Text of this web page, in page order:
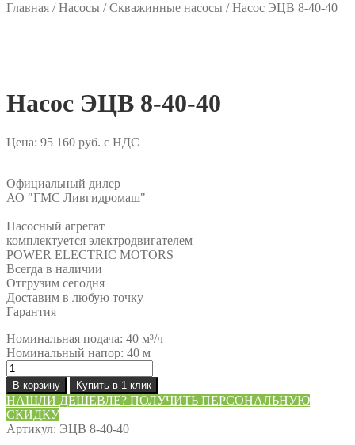
Главная /Насосы /Скважинные насосы /Насос ЭЦВ 8-40-40
Насос ЭЦВ 8-40-40
Цена: 95 160 руб. с НДС
Официальный дилер
АО "ГМС Ливгидромаш"
Насосный агрегат
комплектуется электродвигателем
POWER ELECTRIC MOTORS
Всегда в наличии
Отгрузим сегодня
Доставим в любую точку
Гарантия
Номинальная подача: 40 м³/ч
Номинальный напор: 40 м
Количество
товара
Насос
ЭЦВ
8-
40-
В корзину Купить в 1 клик
НАШЛИ ДЕШЕВЛЕ? ПОЛУЧИТЬ ПЕРСОНАЛЬНУЮ
СКИДКУ
Артикул: ЭЦВ 8-40-40